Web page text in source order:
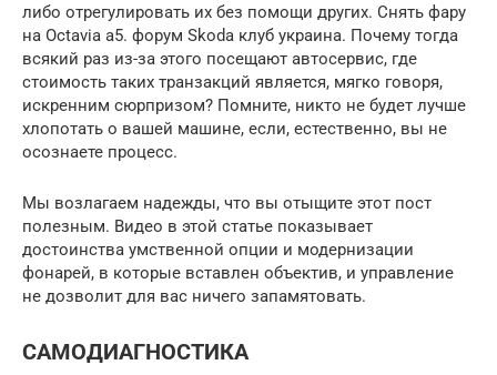
либо отрегулировать их без помощи других. Снять фару
на Octavia а5. форум Skoda клуб украина. Почему тогда
всякий раз из-за этого посещают автосервис, где
стоимость таких транзакций является, мягко говоря,
искренним сюрпризом? Помните, никто не будет лучше
хлопотать о вашей машине, если, естественно, вы не
осознаете процесс.
Мы возлагаем надежды, что вы отыщите этот пост
полезным. Видео в этой статье показывает
достоинства умственной опции и модернизации
фонарей, в которые вставлен объектив, и управление
не дозволит для вас ничего запамятовать.
САМОДИАГНОСТИКА